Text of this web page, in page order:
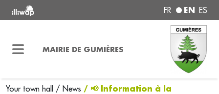
FR EN ES
MAIRIE DE GUMIÈRES
Your town hall / News / 📢 Information à la